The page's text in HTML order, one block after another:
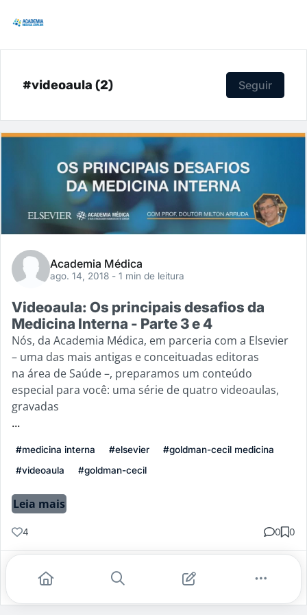
#videoaula (2) Seguir
Academia Médica
ago. 14, 2018 - 1 min de leitura
Videoaula: Os principais desafios da
Medicina Interna - Parte 3 e 4
Nós, da Academia Médica, em parceria com a Elsevier
– uma das mais antigas e conceituadas editoras
na área de Saúde –, preparamos um conteúdo
especial para você: uma série de quatro videoaulas,
gravadas
...
#medicina interna #elsevier
#goldman-cecil medicina
#videoaula
#goldman-cecil
Leia mais
4 0 0
Gostei Comentar Salvar